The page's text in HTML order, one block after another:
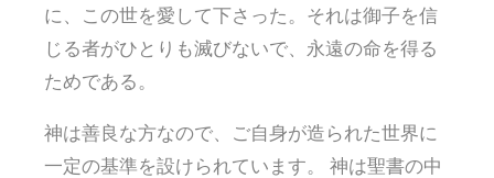
に、この世を愛して下さった。それは御子を信
じる者がひとりも滅びないで、永遠の命を得る
ためである。
神は善良な方なので、ご自身が造られた世界に
一定の基準を設けられています。 神は聖書の中